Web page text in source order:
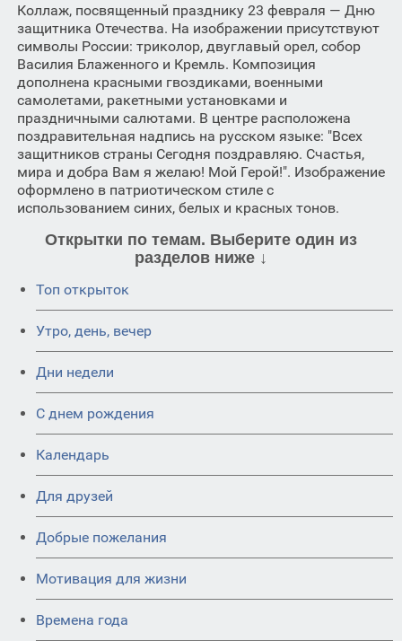
Коллаж, посвященный празднику 23 февраля — Дню
защитника Отечества. На изображении присутствуют
символы России: триколор, двуглавый орел, собор
Василия Блаженного и Кремль. Композиция
дополнена красными гвоздиками, военными
самолетами, ракетными установками и
праздничными салютами. В центре расположена
поздравительная надпись на русском языке: "Всех
защитников страны Сегодня поздравляю. Счастья,
мира и добра Вам я желаю! Мой Герой!". Изображение
оформлено в патриотическом стиле с
использованием синих, белых и красных тонов.
Открытки по темам. Выберите один из
разделов ниже ↓
Топ открыток
Утро, день, вечер
Дни недели
C днем рождения
Календарь
Для друзей
Добрые пожелания
Мотивация для жизни
Времена года